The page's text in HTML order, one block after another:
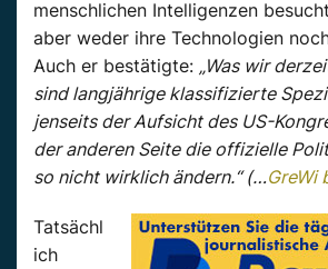
menschlichen Intelligenzen
aber weder ihre Technologien
Auch er bestätigte: „Was wir
sind langjährige klassifizierte
jenseits der Aufsicht des US-
der anderen Seite die offizielle
so nicht wirklich ändern.“ (…GreWi
Tatsächl
ich